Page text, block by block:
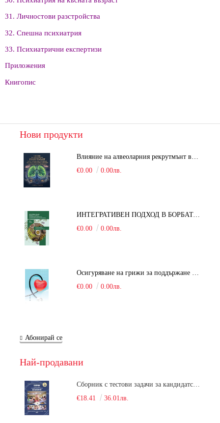
31. Личностови разстройства
32. Спешна психиатрия
33. Психиатрични експертизи
Приложения
Книгопис
Нови продукти
Влияние на алвеоларния рекрутмънт върху белодробната функция при робот-асистирана хирургия в положение Тренделенбург
€0.00
0.00лв.
ИНТЕГРАТИВЕН ПОДХОД В БОРБАТА С COVID-19: От патогенезата на Sars-Cov-2 до фитомедицината и етноботаниката. Антивирусна активност и терапевтичен потенциал на българските лечебни растения
€0.00
0.00лв.
Осигуряване на грижи за поддържане на здравното състояние на уязвимите групи от населени
€0.00
0.00лв.
Абонирай се
Най-продавани
Сборник с тестови задачи за кандидатстудентски изпит по биология върху учебния материал за задължителна и профилирана подготовка, изучаван в средния курс на обучение. Част 1
€18.41
36.01лв.